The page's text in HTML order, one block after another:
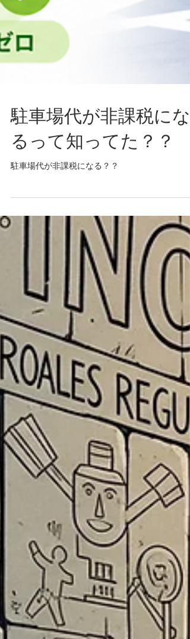
駐車場代が非課税にな
るって知ってた？？